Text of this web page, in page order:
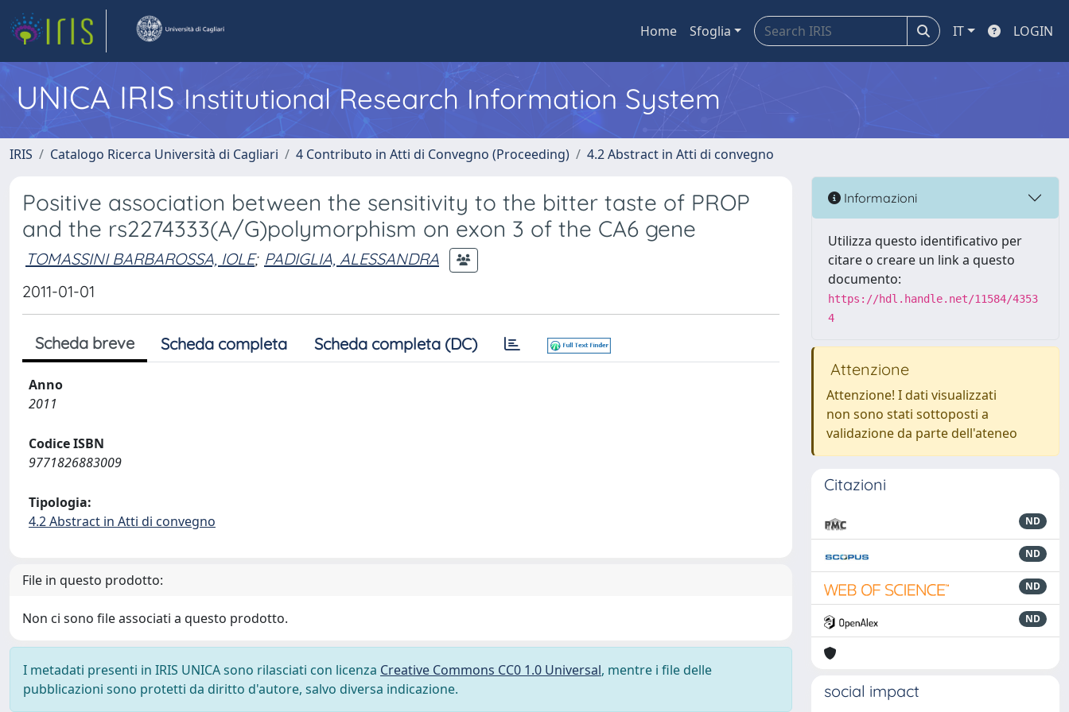
Home Sfoglia IT LOGIN
UNICA IRISInstitutional Research Information System
IRIS Catalogo Ricerca Università di Cagliari 4 Contributo in Atti di Convegno (Proceeding) 4.2 Abstract in Atti di convegno
Positive association between the sensitivity to the bitter taste of PROP
and the rs2274333(A/G)polymorphism on exon 3 of the CA6 gene
TOMASSINI BARBAROSSA, IOLE; PADIGLIA, ALESSANDRA
2011-01-01
Scheda breve Scheda completa Scheda completa (DC)
Anno
2011
Codice ISBN
9771826883009
Tipologia:
4.2 Abstract in Atti di convegno
File in questo prodotto:
Non ci sono file associati a questo prodotto.
I metadati presenti in IRIS UNICA sono rilasciati con licenza Creative Commons CC0 1.0 Universal, mentre i file delle
pubblicazioni sono protetti da diritto d'autore, salvo diversa indicazione.
Informazioni
Utilizza questo identificativo per
citare o creare un link a questo
documento:
https://hdl.handle.net/11584/4353
4
Attenzione
Attenzione! I dati visualizzati
non sono stati sottoposti a
validazione da parte dell'ateneo
Citazioni
ND
ND
ND
ND
social impact